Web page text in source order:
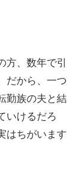
、数年で引
だから、一つ
勤族の夫と結
いけるだろ
はちがいます